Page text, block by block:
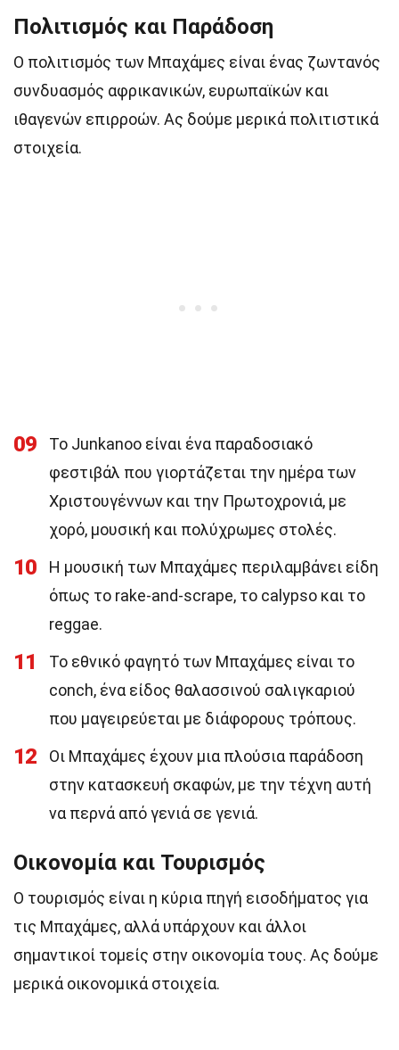
Πολιτισμός και Παράδοση
Ο πολιτισμός των Μπαχάμες είναι ένας ζωντανός
συνδυασμός αφρικανικών, ευρωπαϊκών και
ιθαγενών επιρροών. Ας δούμε μερικά πολιτιστικά
στοιχεία.
09
Το Junkanoo είναι ένα παραδοσιακό
φεστιβάλ που γιορτάζεται την ημέρα των
Χριστουγέννων και την Πρωτοχρονιά, με
χορό, μουσική και πολύχρωμες στολές.
10
Η μουσική των Μπαχάμες περιλαμβάνει είδη
όπως το rake-and-scrape, το calypso και το
reggae.
11
Το εθνικό φαγητό των Μπαχάμες είναι το
conch, ένα είδος θαλασσινού σαλιγκαριού
που μαγειρεύεται με διάφορους τρόπους.
12
Οι Μπαχάμες έχουν μια πλούσια παράδοση
στην κατασκευή σκαφών, με την τέχνη αυτή
να περνά από γενιά σε γενιά.
Οικονομία και Τουρισμός
Ο τουρισμός είναι η κύρια πηγή εισοδήματος για
τις Μπαχάμες, αλλά υπάρχουν και άλλοι
σημαντικοί τομείς στην οικονομία τους. Ας δούμε
μερικά οικονομικά στοιχεία.